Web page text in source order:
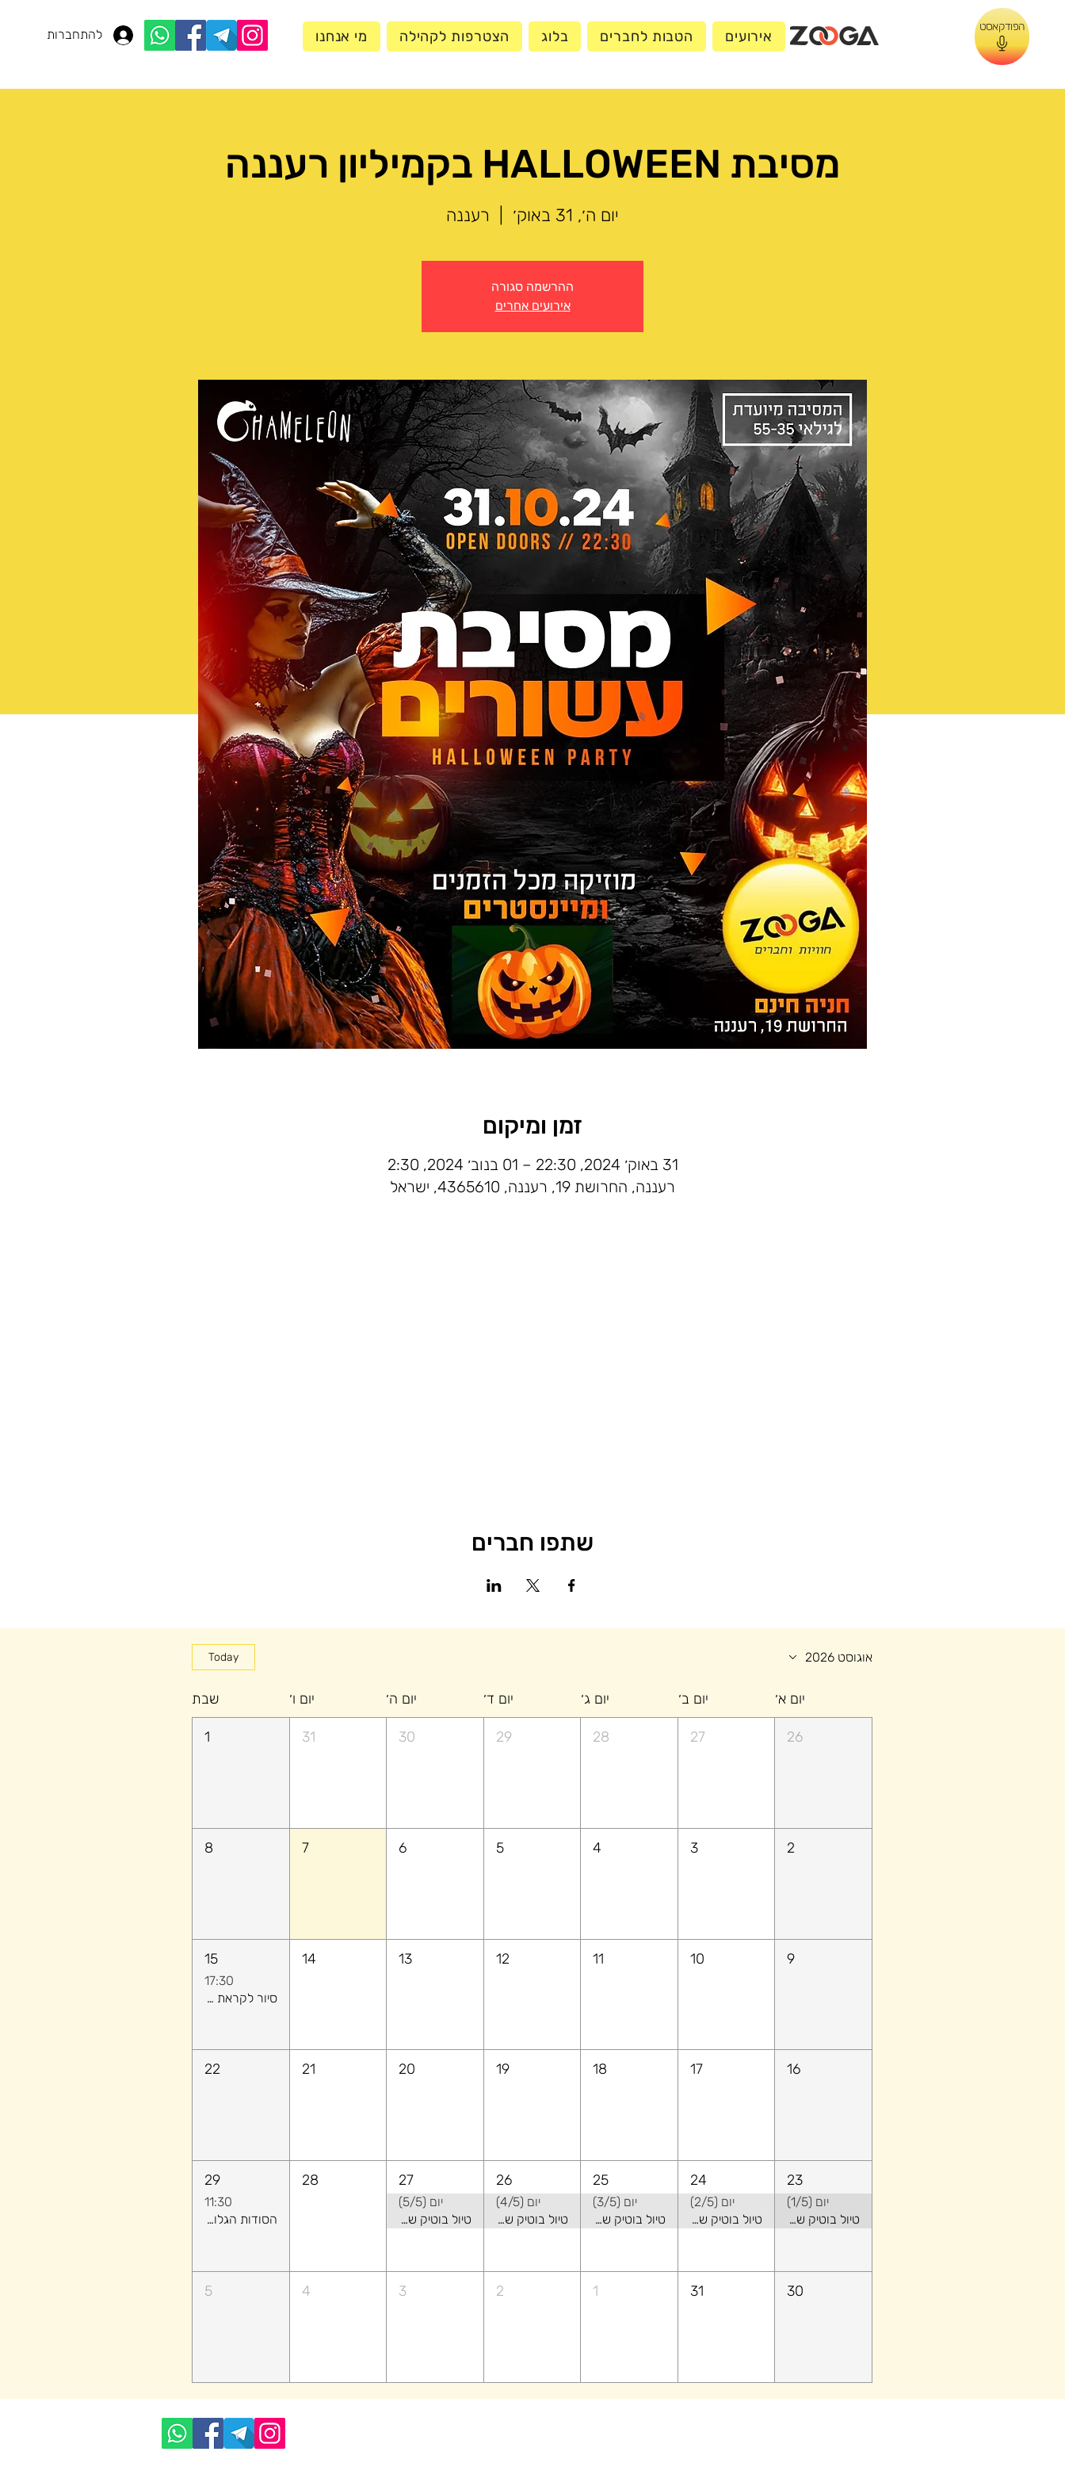
הפודקאסט
להתחברות אירועים הטבות לחברים בלוג הצטרפות לקהילה מי אנחנו
מסיבת HALLOWEEN בקמיליון רעננה
יום ה׳, 31 באוק׳ רעננה
ההרשמה סגורה
אירועים אחרים
זמן ומיקום
31 באוק׳ 2024, 22:30 – 01 בנוב׳ 2024, 2:30
רעננה, החרושת 19, רעננה, 4365610, ישראל
שתפו חברים
אוגוסט 2026 Today
יום א׳ יום ב׳ יום ג׳ יום ד׳ יום ה׳ יום ו׳ שבת
26
27
28
29
30
31
1
2
3
4
5
6
7
8
9
10
11
12
13
14
15
17:30
סיור לקראת שקיעה ​- לגלות יחד את הקסם של יפו העתיקה
16
17
18
19
20
21
22
23
יום (1/5)
טיול בוטיק של קיץ באלבניה - שילוב של טבע ואורבני
24
יום (2/5)
טיול בוטיק של קיץ באלבניה - שילוב של טבע ואורבני
25
יום (3/5)
טיול בוטיק של קיץ באלבניה - שילוב של טבע ואורבני
26
יום (4/5)
טיול בוטיק של קיץ באלבניה - שילוב של טבע ואורבני
27
יום (5/5)
טיול בוטיק של קיץ באלבניה - שילוב של טבע ואורבני
28
29
11:30
הסודות הגלויים: איך לקרוא אנשים (ולהשיג מה שרוצים) בלי לומר מילה
30
31
1
2
3
4
5